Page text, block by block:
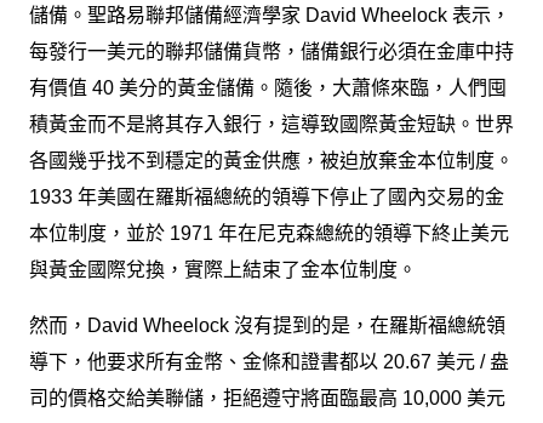
儲備。聖路易聯邦儲備經濟學家 David Wheelock 表示，
每發行一美元的聯邦儲備貨幣，儲備銀行必須在金庫中持
有價值 40 美分的黃金儲備。隨後，大蕭條來臨，人們囤
積黃金而不是將其存入銀行，這導致國際黃金短缺。世界
各國幾乎找不到穩定的黃金供應，被迫放棄金本位制度。
1933 年美國在羅斯福總統的領導下停止了國內交易的金
本位制度，並於 1971 年在尼克森總統的領導下終止美元
與黃金國際兌換，實際上結束了金本位制度。
然而，David Wheelock 沒有提到的是，在羅斯福總統領
導下，他要求所有金幣、金條和證書都以 20.67 美元 / 盎
司的價格交給美聯儲，拒絕遵守將面臨最高 10,000 美元